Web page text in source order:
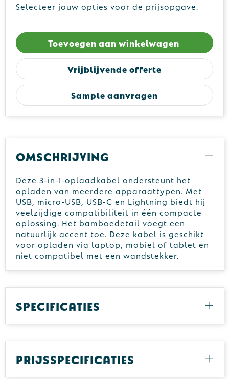
Selecteer jouw opties voor de prijsopgave.
Toevoegen aan winkelwagen
Vrijblijvende offerte
Sample aanvragen
Omschrijving
Deze 3-in-1-oplaadkabel ondersteunt het
opladen van meerdere apparaattypen. Met
USB, micro-USB, USB-C en Lightning biedt hij
veelzijdige compatibiliteit in één compacte
oplossing. Het bamboedetail voegt een
natuurlijk accent toe. Deze kabel is geschikt
voor opladen via laptop, mobiel of tablet en
niet compatibel met een wandstekker.
Specificaties
Prijsspecificaties